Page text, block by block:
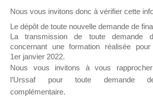
sur lequel il est possible de laisser
ou poser une question.
NB : Il est nécessaire d’être
pouvoir rejoindre ce groupe
Nous vous invitons donc à vérifier cette
Le dépôt de toute nouvelle demande de
La transmission de toute demande
concernant une formation réalisée
1er janvier 2022.
Nous vous invitons à vous
l’Urssaf pour toute demande de
complémentaire.